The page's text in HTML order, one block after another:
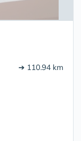
➔ 110.94 km